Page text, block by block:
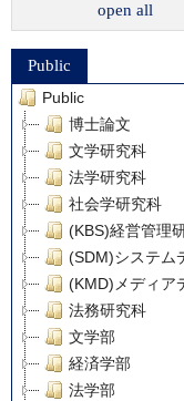
open all
Public
Public
博士論文
文学研究科
法学研究科
社会学研究科
(KBS)経営管理
(SDM)システム
(KMD)メディア
法務研究科
文学部
経済学部
法学部